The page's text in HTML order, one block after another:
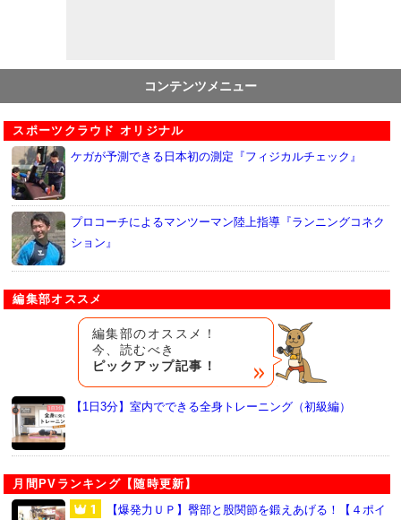
コンテンツメニュー
スポーツクラウド オリジナル
ケガが予測できる日本初の測定『フィジカルチェック』
プロコーチによるマンツーマン陸上指導『ランニングコネク
ション』
編集部オススメ
編集部のオススメ！
今、読むべき
ピックアップ記事！
【1日3分】室内でできる全身トレーニング（初級編）
月間PVランキング【随時更新】
【爆発力ＵＰ】臀部と股関節を鍛えあげる！【４ポイ